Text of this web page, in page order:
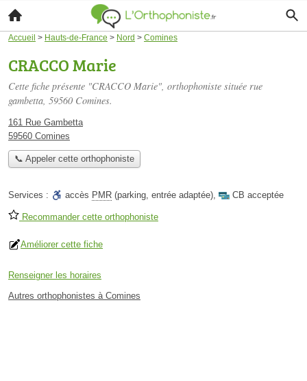
Accueil > Hauts-de-France > Nord > Comines
CRACCO Marie
Cette fiche présente "CRACCO Marie", orthophoniste située rue
gambetta, 59560 Comines.
161 Rue Gambetta
59560 Comines
📞 Appeler cette orthophoniste
Services : accès PMR (parking, entrée adaptée), CB acceptée
Recommander cette orthophoniste
Améliorer cette fiche
Renseigner les horaires
Autres orthophonistes à Comines